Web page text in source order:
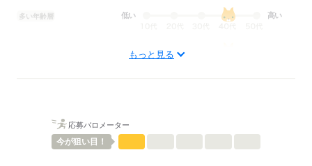
配膳、食事介助
▼15：00
利用者さまへのお茶出し等
多い年齢層 低い 高い
男性
職場の様子 しずか
配属先部署：
有料老人ホーム/デイサービス施設/グループホーム/特別養護老人ホ
もっと見る
応募バロメーター
今が狙い目！